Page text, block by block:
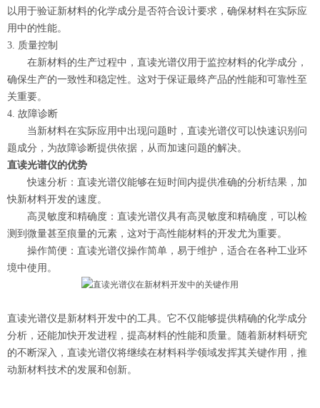
以用于验证新材料的化学成分是否符合设计要求，确保材料在实际应
用中的性能。
3. 质量控制
在新材料的生产过程中，直读光谱仪用于监控材料的化学成分，
确保生产的一致性和稳定性。这对于保证最终产品的性能和可靠性至
关重要。
4. 故障诊断
当新材料在实际应用中出现问题时，直读光谱仪可以快速识别问
题成分，为故障诊断提供依据，从而加速问题的解决。
直读光谱仪的优势
快速分析：直读光谱仪能够在短时间内提供准确的分析结果，加
快新材料开发的速度。
高灵敏度和精确度：直读光谱仪具有高灵敏度和精确度，可以检
测到微量甚至痕量的元素，这对于高性能材料的开发尤为重要。
操作简便：直读光谱仪操作简单，易于维护，适合在各种工业环
境中使用。
直读光谱仪是新材料开发中的工具。它不仅能够提供精确的化学成分
分析，还能加快开发进程，提高材料的性能和质量。随着新材料研究
的不断深入，直读光谱仪将继续在材料科学领域发挥其关键作用，推
动新材料技术的发展和创新。